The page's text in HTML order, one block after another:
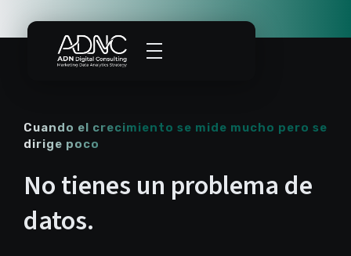
Cuando el crecimiento se mide mucho pero se
dirige poco
No tienes un problema de
datos.